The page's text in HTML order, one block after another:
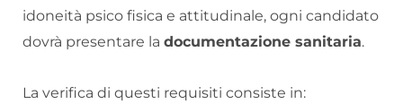
idoneità psico fisica e attitudinale, ogni candidato
dovrà presentare la documentazione sanitaria.
La verifica di questi requisiti consiste in: